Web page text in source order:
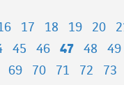
17 18 19 20
45 46 47 48 49
69 70 71 72 73